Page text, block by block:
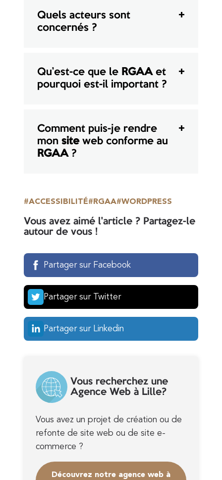
Quels acteurs sont
concernés ?
Qu’est-ce que le RGAAet
pourquoi est-il important ?
Comment puis-je rendre
mon siteweb conforme au
RGAA?
ACCESSIBILITÉ RGAA WORDPRESS
Vous avez aimé l'article ? Partagez-le
autour de vous !
Partager sur Facebook
Partager sur Twitter
Partager sur Linkedin
Vous recherchez une
Agence Web à Lille?
Vous avez un projet de création ou de
refonte de site web ou de site e-
commerce ?
Découvrez notre agence web à